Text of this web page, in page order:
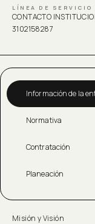
LÍNEA DE SERVICIO
CONTACTO
3102158287
Información de la
Normativa
Contratación
Planeación
Misión y Visión